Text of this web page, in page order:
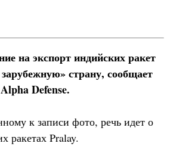
на экспорт индийских ракет
страну, сообщает
Defense.
к записи фото, речь идет о
ракетах Pralay.